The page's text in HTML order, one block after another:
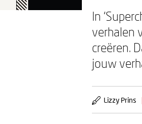
In
verhalen
creëren.
jouw
Lizzy Prins